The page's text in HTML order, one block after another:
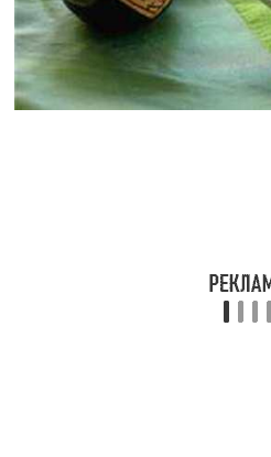
Показания и
лечении народными
Народные средства могут